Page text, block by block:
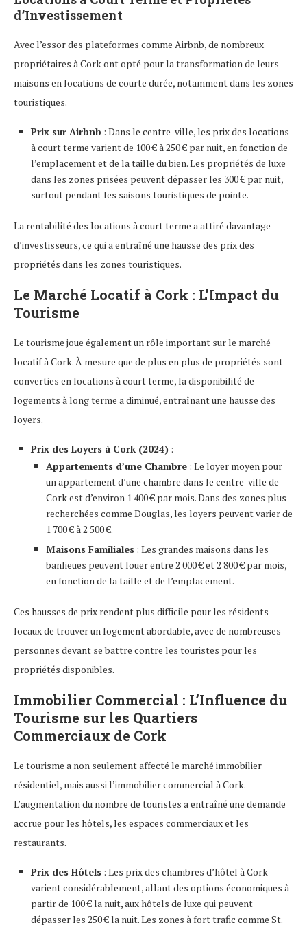
d’Investissement
Avec l’essor des plateformes comme Airbnb, de nombreux
propriétaires à Cork ont opté pour la transformation de leurs
maisons en locations de courte durée, notamment dans les zones
touristiques.
Prix sur Airbnb : Dans le centre-ville, les prix des locations
à court terme varient de 100 € à 250 € par nuit, en fonction de
l’emplacement et de la taille du bien. Les propriétés de luxe
dans les zones prisées peuvent dépasser les 300 € par nuit,
surtout pendant les saisons touristiques de pointe.
La rentabilité des locations à court terme a attiré davantage
d’investisseurs, ce qui a entraîné une hausse des prix des
propriétés dans les zones touristiques.
Le Marché Locatif à Cork : L’Impact du
Tourisme
Le tourisme joue également un rôle important sur le marché
locatif à Cork. À mesure que de plus en plus de propriétés sont
converties en locations à court terme, la disponibilité de
logements à long terme a diminué, entraînant une hausse des
loyers.
Prix des Loyers à Cork (2024) :
Appartements d’une Chambre : Le loyer moyen pour
un appartement d’une chambre dans le centre-ville de
Cork est d’environ 1 400 € par mois. Dans des zones plus
recherchées comme Douglas, les loyers peuvent varier de
1 700 € à 2 500 €.
Maisons Familiales : Les grandes maisons dans les
banlieues peuvent louer entre 2 000 € et 2 800 € par mois,
en fonction de la taille et de l’emplacement.
Ces hausses de prix rendent plus difficile pour les résidents
locaux de trouver un logement abordable, avec de nombreuses
personnes devant se battre contre les touristes pour les
propriétés disponibles.
Immobilier Commercial : L’Influence du
Tourisme sur les Quartiers
Commerciaux de Cork
Le tourisme a non seulement affecté le marché immobilier
résidentiel, mais aussi l’immobilier commercial à Cork.
L’augmentation du nombre de touristes a entraîné une demande
accrue pour les hôtels, les espaces commerciaux et les
restaurants.
Prix des Hôtels : Les prix des chambres d’hôtel à Cork
varient considérablement, allant des options économiques à
partir de 100 € la nuit, aux hôtels de luxe qui peuvent
dépasser les 250 € la nuit. Les zones à fort trafic comme St.